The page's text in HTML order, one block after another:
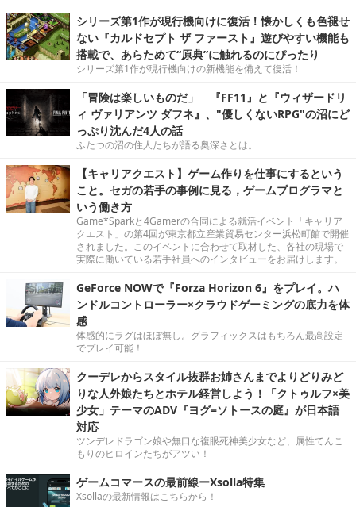
シリーズ第1作が現行機向けに復活！懐かしくも色褪せ
ない『カルドセプト ザ ファースト』遊びやすい機能も
搭載で、あらためて“原典”に触れるのにぴったり
シリーズ第1作が現行機向けの新機能を備えて復活！
「冒険は楽しいものだ」 ─『FF11』と『ウィザードリ
ィ ヴァリアンツ ダフネ』、"優しくないRPG"の沼にど
っぷり沈んだ4人の話
ふたつの沼の住人たちが語る奥深さとは。
【キャリアクエスト】ゲーム作りを仕事にするという
こと。セガの若手の事例に見る，ゲームプログラマと
いう働き方
Game*Sparkと4Gamerの合同による就活イベント「キャリア
クエスト」の第4回が東京都立産業貿易センター浜松町館で開催
されました。このイベントに合わせて取材した、各社の現場で
実際に働いている若手社員へのインタビューをお届けします。
GeForce NOWで『Forza Horizon 6』をプレイ。ハ
ンドルコントローラー×クラウドゲーミングの底力を体
感
体感的にラグはほぼ無し。グラフィックスはもちろん最高設定
でプレイ可能！
クーデレからスタイル抜群お姉さんまでよりどりみど
りな人外娘たちとホテル経営しよう！「クトゥルフ×美
少女」テーマのADV『ヨグ=ソトースの庭』が日本語
対応
ツンデレドラゴン娘や無口な複眼死神美少女など、属性てんこ
もりのヒロインたちがアツい！
ゲームコマースの最前線ーXsolla特集
Xsollaの最新情報はこちらから！